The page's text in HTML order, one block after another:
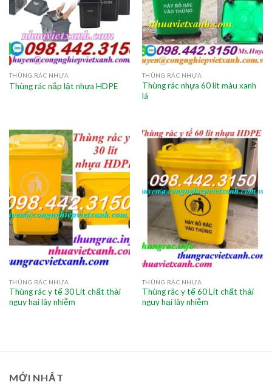
THÙNG RÁC NHỰA
Thùng rác nắp lật nhựa HDPE
THÙNG RÁC NHỰA
Thùng rác nhựa 60 lít màu xanh
lá
THÙNG RÁC NHỰA
Thùng rác y tế 30 Lít chất thải
nguy hại lây nhiễm
THÙNG RÁC NHỰA
Thùng rác y tế 60 Lít chất thải
nguy hại lây nhiễm
MỚI NHẤT